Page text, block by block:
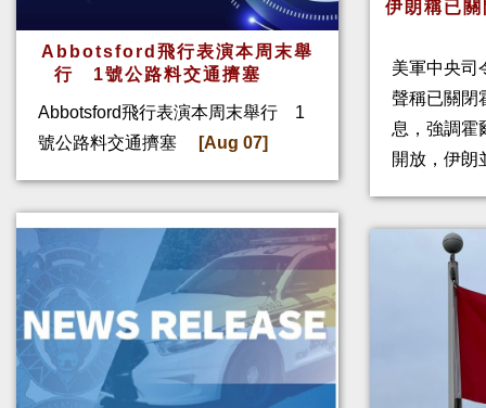
Abbotsford飛行表演本周末舉
行 1號公路料交通擠塞
Abbotsford飛行表演本周末舉行 1
號公路料交通擠塞
[Aug 07]
伊朗稱已
美軍中央司
聲稱已關閉
息，強調霍
開放，伊